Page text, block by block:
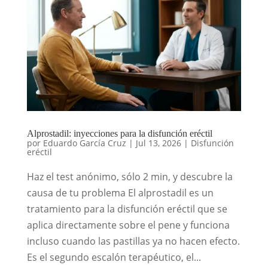
Alprostadil: inyecciones para la disfunción eréctil
por Eduardo García Cruz | Jul 13, 2026| Disfunción
eréctil
Haz el test anónimo, sólo 2 min, y descubre la
causa de tu problema El alprostadil es un
tratamiento para la disfunción eréctil que se
aplica directamente sobre el pene y funciona
incluso cuando las pastillas ya no hacen efecto.
Es el segundo escalón terapéutico, el...